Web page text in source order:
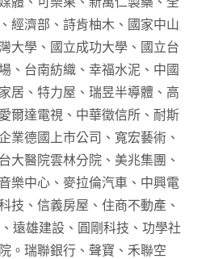
經濟部、詩肯柚木、國家中山
大學、國立成功大學、國立台
、台南紡織、幸福水泥、中國
居、特力屋、瑞昱半導體、高
爾達電視、中華徵信所、耐斯
業德國上市公司、寬宏藝術、
大醫院雲林分院、美兆集團、
樂中心、麥拉倫汽車、中興電
技、信義房屋、住商不動產、
遠雄建設、圓剛科技、功學社
。瑞聯銀行、聲寶、禾聯空